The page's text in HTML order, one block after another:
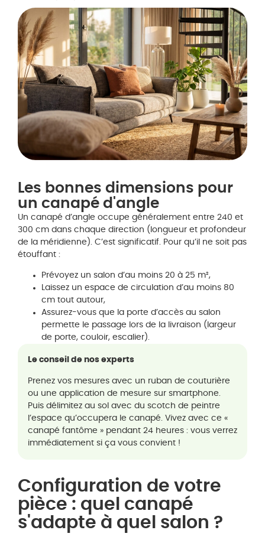
Les bonnes dimensions pour
un canapé d'angle
Un canapé d’angle occupe généralement entre 240 et
300 cm dans chaque direction (longueur et profondeur
de la méridienne). C’est significatif. Pour qu’il ne soit pas
étouffant :
Prévoyez un salon d’au moins 20 à 25 m²,
Laissez un espace de circulation d’au moins 80
cm tout autour,
Assurez-vous que la porte d’accès au salon
permette le passage lors de la livraison (largeur
de porte, couloir, escalier).
Le conseil de nos experts
Prenez vos mesures avec un ruban de couturière
ou une application de mesure sur smartphone.
Puis délimitez au sol avec du scotch de peintre
l’espace qu’occupera le canapé. Vivez avec ce «
canapé fantôme » pendant 24 heures : vous verrez
immédiatement si ça vous convient !
Configuration de votre
pièce : quel canapé
s'adapte à quel salon ?